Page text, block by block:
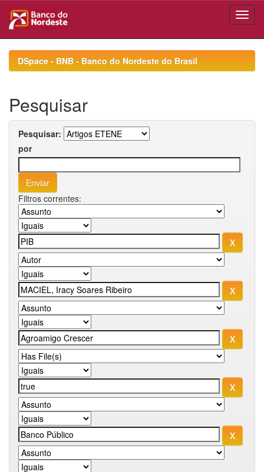
navigationDSpace - BNB - Banco do Nordeste do Brasil
Pesquisar
Pesquisar:
por
Filtros correntes: